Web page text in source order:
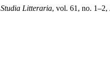
Studia Litteraria, vol. 61, no. 1–2,